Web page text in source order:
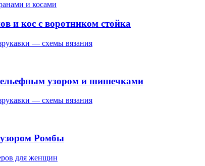
и кос с воротником стойка
— схемы вязания
узором и шишечками
— схемы вязания
Ромбы
для женщин